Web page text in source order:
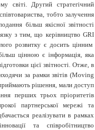
світі. Другий стратегічний
тобто залучення
більш якісної звітності
з тим, що керівництвоGRI
розвитку є досить цінним
цінною є інформація, яка
цієї звітності. Отже, в
за рамки звітів (Moving
рішення, мали доступ
перших трьох пріоритетів
партнерської мережі та
реалізувати в рамках
та співробітництво